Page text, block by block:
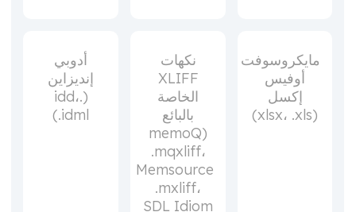
مايكروسوفت
أوفيس
إكسل
(xlsx، .xls)
نكهات
XLIFF
الخاصة
بالبائع
(memoQ
.mqxliff،
Memsource
.mxliff،
SDL Idiom
أدوبي
إنديزاين
(.idd،
.idml)